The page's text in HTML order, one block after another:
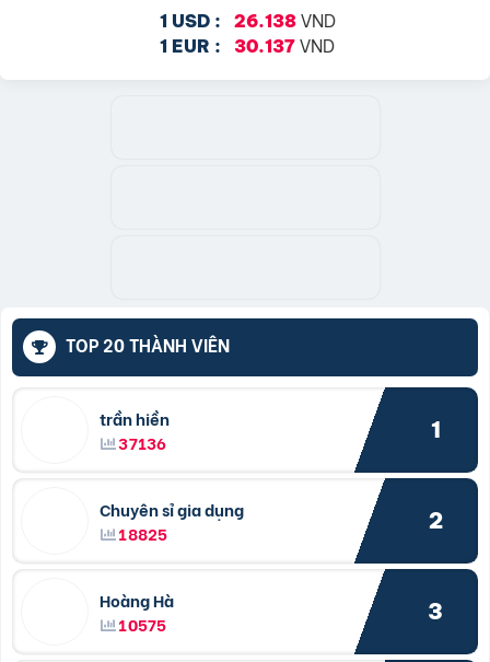
1 USD : 26.138VND
1 EUR : 30.137 VND
TOP 20 THÀNH VIÊN
trần hiền
37136
1
Chuyên sỉ gia dụng
18825
2
Hoàng Hà
10575
3